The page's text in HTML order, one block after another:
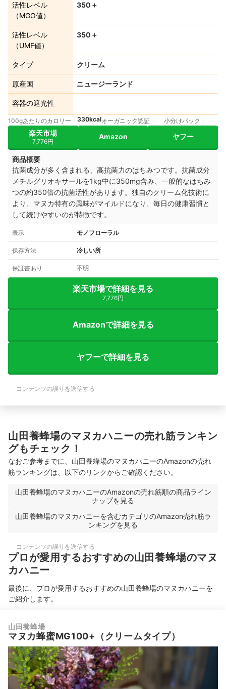
活性レベル
（MGO値）
350＋
活性レベル
（UMF値）
350＋
タイプ クリーム
原産国 ニュージーランド
容器の遮光性
100gあたりのカロリー 330kcalオーガニック認証 小分けパック
楽天市場
7,776円
Amazon ヤフー
商品概要
抗菌成分が多く含まれる、高抗菌力のはちみつです。抗菌成分
メチルグリオキサールを1kg中に350mg含み、一般的なはちみ
つの約350倍の抗菌活性があります。独自のクリーム化技術に
より、マヌカ特有の風味がマイルドになり、毎日の健康習慣と
して続けやすいのが特徴です。
表示 モノフローラル
保存方法 冷しい所
保証書あり 不明
楽天市場で詳細を見る
7,776円
Amazonで詳細を見る
ヤフーで詳細を見る
コンテンツの誤りを送信する
山田養蜂場のマヌカハニーの売れ筋ランキン
グもチェック！
なおご参考までに、山田養蜂場のマヌカハニーのAmazonの売れ
筋ランキングは、以下のリンクからご確認ください。
山田養蜂場のマヌカハニーのAmazonの売れ筋順の商品ライン
ナップを見る
山田養蜂場のマヌカハニーを含むカテゴリのAmazon売れ筋ラ
ンキングを見る
コンテンツの誤りを送信する
プロが愛用するおすすめの山田養蜂場のマヌ
カハニー
最後に、プロが愛用するおすすめの山田養蜂場のマヌカハニーを
ご紹介します。
山田養蜂場
マヌカ蜂蜜MG100+（クリームタイプ）